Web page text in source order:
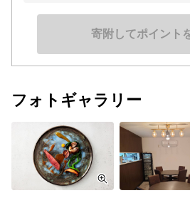
寄附してポイント
フォトギャラリー